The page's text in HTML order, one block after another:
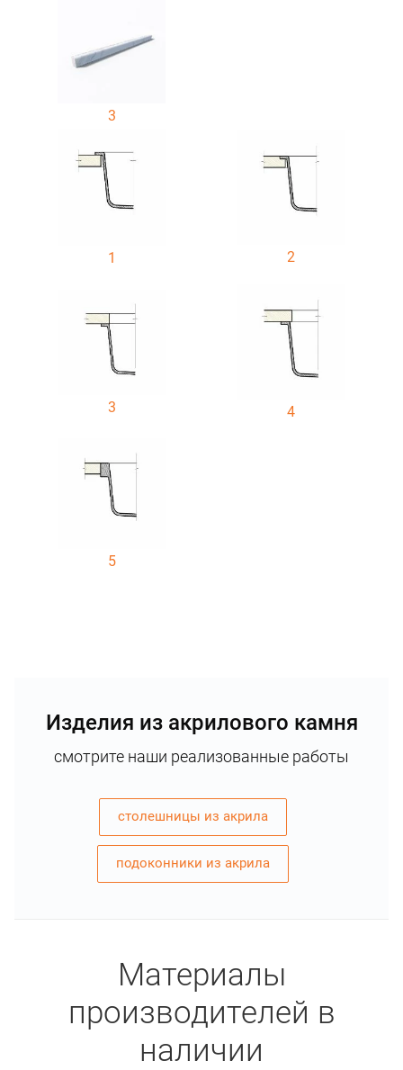
3
1 2
3 4
5
Изделия из акрилового камня
смотрите наши реализованные работы
столешницы из акрила
подоконники из акрила
Материалы
производителей в
наличии